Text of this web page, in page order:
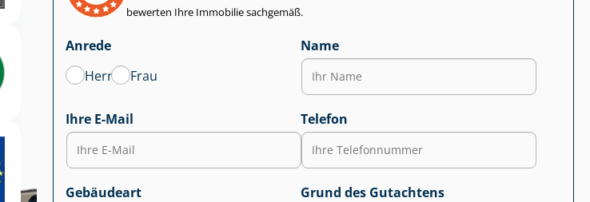
bewerten Ihre Immobilie sachgemäß.
Anrede
Herr
Frau
Name
Ihre E-Mail Telefon
Gebäudeart Grund des Gutachtens